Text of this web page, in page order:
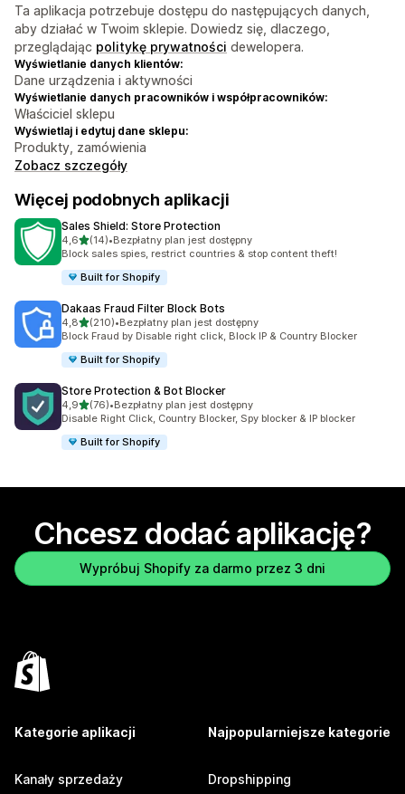
Ta aplikacja potrzebuje dostępu do następujących danych,
aby działać w Twoim sklepie. Dowiedz się, dlaczego,
przeglądając politykę prywatności dewelopera.
Wyświetlanie danych klientów:
Dane urządzenia i aktywności
Wyświetlanie danych pracowników i współpracowników:
Właściciel sklepu
Wyświetlaj i edytuj dane sklepu:
Produkty, zamówienia
Zobacz szczegóły
Więcej podobnych aplikacji
Sales Shield: Store Protection
4,6na 5 gwiazdek
(14)
Łączna liczba recenzji: 14
•Bezpłatny plan jest dostępny
Block sales spies, restrict countries & stop content theft!
Built for Shopify
Dakaas Fraud Filter Block Bots
4,8na 5 gwiazdek
(210)
Łączna liczba recenzji: 210
•Bezpłatny plan jest dostępny
Block Fraud by Disable right click, Block IP & Country Blocker
Built for Shopify
Store Protection & Bot Blocker
4,9na 5 gwiazdek
(76)
Łączna liczba recenzji: 76
•Bezpłatny plan jest dostępny
Disable Right Click, Country Blocker, Spy blocker & IP blocker
Built for Shopify
Chcesz dodać aplikację?
Wypróbuj Shopify za darmo przez 3 dni
Kategorie aplikacji
Kanały sprzedaży
Najpopularniejsze kategorie
Dropshipping